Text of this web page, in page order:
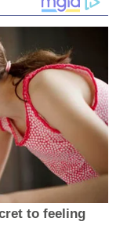
to feeling